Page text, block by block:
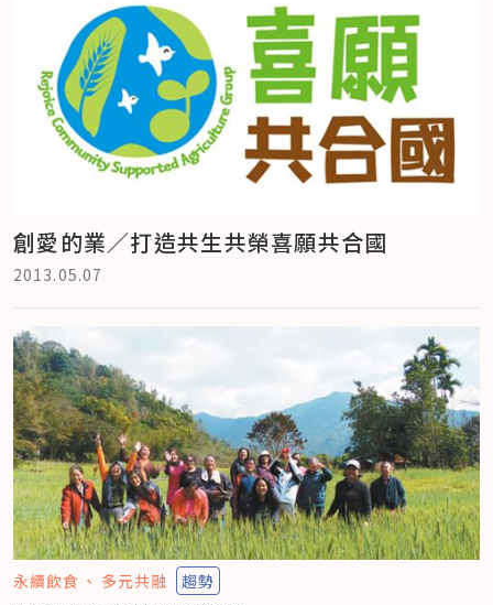
創愛的業／打造共生共榮喜願共合國
2013.05.07
永續飲食 多元共融 趨勢